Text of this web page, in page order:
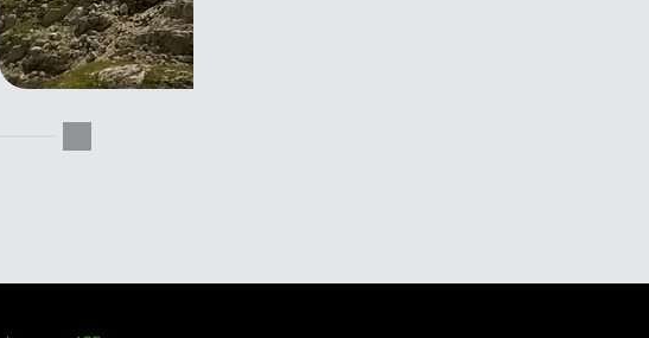
Grundkurs Mehrseillängenklettern